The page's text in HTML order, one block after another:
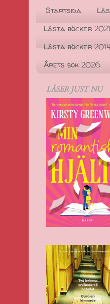
Startsida
Lästa böcker 2021
Lästa böcker
Årets bok 2026
LÄSER JUST NU